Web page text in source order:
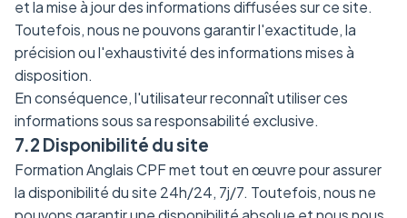
et la mise à jour des informations diffusées sur ce site.
Toutefois, nous ne pouvons garantir l'exactitude, la
précision ou l'exhaustivité des informations mises à
disposition.
En conséquence, l'utilisateur reconnaît utiliser ces
informations sous sa responsabilité exclusive.
7.2 Disponibilité du site
Formation Anglais CPF met tout en œuvre pour assurer
la disponibilité du site 24h/24, 7j/7. Toutefois, nous ne